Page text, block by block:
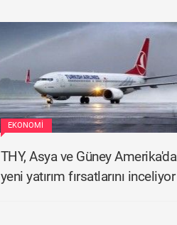
EKONOMI
THY, Asya ve Güney Amerika'da
yeni yatırım fırsatlarını inceliyor